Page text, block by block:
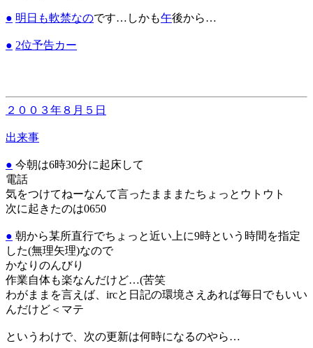
● 明日も軟禁なのです…しかも午後から…
● 2位予告カー
２００３年８月５日
出来事
● 今朝は6時30分に起床して
電話
気をつけてねーなんて言ったまままたちょっとウトウト
次に起きたのは0650
● 朝から某所直行でちょっと近い上に9時という時間を指定
した(無理矢理)なので
かなりのんびり
作業自体も楽なんだけど…(苦笑
わがままを言えば、ircと日記の環境さえあれば毎日でもいい
んだけど＜マテ
というわけで、次の更新は何時になるのやら…